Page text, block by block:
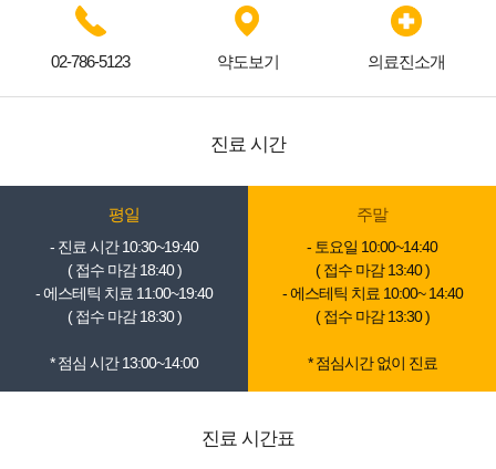
02-786-5123 약도보기 의료진소개
진료 시간
평일
- 진료 시간 10:30~19:40
( 접수 마감 18:40 )
- 에스테틱 치료 11:00~19:40
( 접수 마감 18:30 )
* 점심 시간 13:00~14:00
주말
- 토요일 10:00~14:40
( 접수 마감 13:40 )
- 에스테틱 치료 10:00~ 14:40
( 접수 마감 13:30 )
* 점심시간 없이 진료
진료 시간표